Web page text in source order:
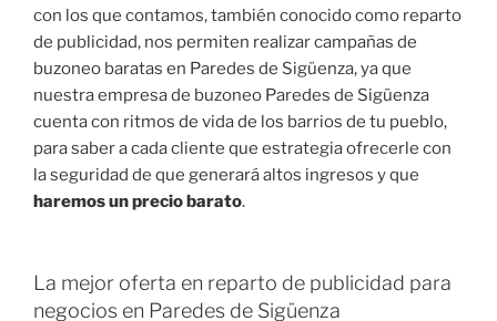
con los que contamos, también conocido como reparto
de publicidad, nos permiten realizar campañas de
buzoneo baratas en Paredes de Sigüenza, ya que
nuestra empresa de buzoneo Paredes de Sigüenza
cuenta con ritmos de vida de los barrios de tu pueblo,
para saber a cada cliente que estrategia ofrecerle con
la seguridad de que generará altos ingresos y que
haremos un precio barato.
La mejor oferta en reparto de publicidad para
negocios en Paredes de Sigüenza